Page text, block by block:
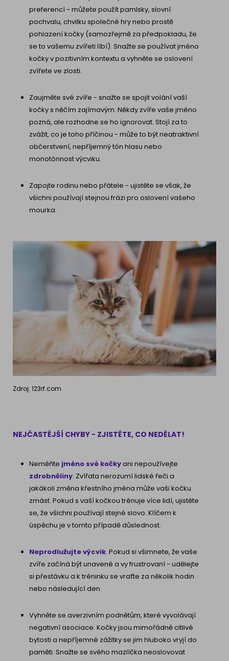
preferencí - můžete použít pamlsky, slovní
pochvalu, chvilku společné hry nebo prostě
pohlazení kočky (samozřejmě za předpokladu, že
se to vašemu zvířeti líbí). Snažte se používat jméno
kočky v pozitivním kontextu a vyhněte se oslovení
zvířete ve zlosti.
Zaujměte své zvíře - snažte se spojit volání vaší
kočky s něčím zajímavým. Někdy zvíře vaše jméno
pozná, ale rozhodne se ho ignorovat. Stojí za to
zvážit, co je toho příčinou - může to být neatraktivní
občerstvení, nepříjemný tón hlasu nebo
monotónnost výcviku.
Zapojte rodinu nebo přátele - ujistěte se však, že
všichni používají stejnou frázi pro oslovení vašeho
mourka.
Zdroj: 123rf.com
NEJČASTĚJŠÍ CHYBY - ZJISTĚTE, CO NEDĚLAT!
Neměňte jméno své kočkyani nepoužívejte
zdrobněliny. Zvířata nerozumí lidské řeči a
jakákoli změna křestního jména může vaši kočku
zmást. Pokud s vaší kočkou trénuje více lidí, ujistěte
se, že všichni používají stejné slovo. Klíčem k
úspěchu je v tomto případě důslednost.
Neprodlužujte výcvik. Pokud si všimnete, že vaše
zvíře začíná být unavené a vy frustrovaní - udělejte
si přestávku a k tréninku se vraťte za několik hodin
nebo následující den.
Vyhněte se averzivním podnětům, které vyvolávají
negativní asociace. Kočky jsou mimořádně citlivé
bytosti a nepříjemné zážitky se jim hluboko vryjí do
paměti. Snažte se svého mazlíčka neoslovovat